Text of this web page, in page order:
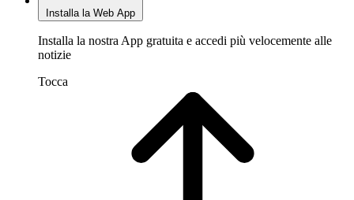
Installa la Web App
Installa la nostra App gratuita e accedi più velocemente alle
notizie
Tocca